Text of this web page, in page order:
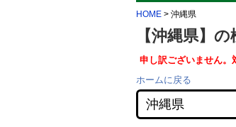
HOME > 沖縄県
【沖縄県】
申し訳ございません。
ホームに戻る